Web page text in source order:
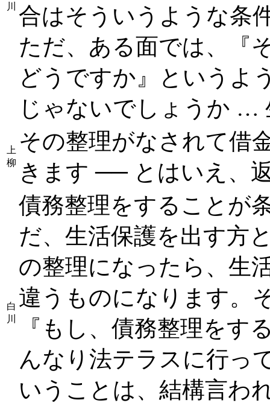
川
合はそういうような条
ただ、ある面では、『
どうですか』というよ
じゃないでしょうか …
上
柳
その整理がなされて借
きます ── とはいえ、
白
川
債務整理をすることが
だ、生活保護を出す方
の整理になったら、生
違うものになります。
『もし、債務整理をす
んなり法テラスに行っ
いうことは、結構言わ